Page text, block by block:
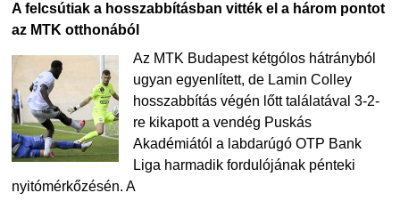
A felcsútiak a hosszabbításban vitték el a három pontot
az MTK otthonából
Az MTK Budapest kétgólos hátrányból
ugyan egyenlített, de Lamin Colley
hosszabbítás végén lőtt találatával 3-2-
re kikapott a vendég Puskás
Akadémiától a labdarúgó OTP Bank
Liga harmadik fordulójának pénteki
nyitómérkőzésén. A